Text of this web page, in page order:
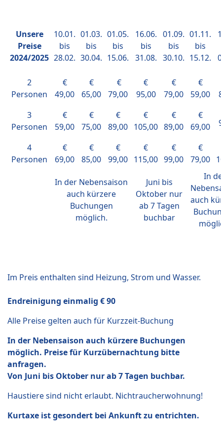
Unsere
Preise
2024/2025
10.01.
bis
28.02.
01.03.
bis
30.04.
01.05.
bis
15.06.
16.06.
bis
31.08.
01.09.
bis
30.10.
01.11.
bis
15.12.
2
Personen
€
49,00
€
65,00
€
79,00
€
95,00
€
79,00
€
59,00
3
Personen
€
59,00
€
75,00
€
89,00
€
105,00
€
89,00
€
69,00
4
Personen
€
69,00
€
85,00
€
99,00
€
115,00
€
99,00
€
79,00
In der Nebensaison
auch kürzere
Buchungen
möglich.
Juni bis
Oktober nur
ab 7 Tagen
buchbar
In
auch
Im Preis enthalten sind Heizung, Strom und Wasser.
Endreinigung einmalig € 90
Alle Preise gelten auch für Kurzzeit-Buchung
In der Nebensaison auch kürzere Buchungen
möglich. Preise für Kurzübernachtung bitte
anfragen.
Von Juni bis Oktober nur ab 7 Tagen buchbar.
Haustiere sind nicht erlaubt. Nichtraucherwohnung!
Kurtaxe ist gesondert bei Ankunft zu entrichten.